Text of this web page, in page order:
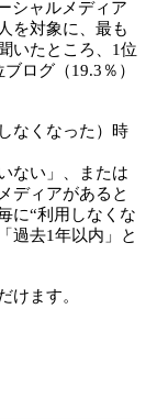
シャルメディア
を対象に、最も
いたところ、1位
ログ（19.3％）
なくなった）時
ない」、または
ディアがあると
に“利用しなくな
過去1年以内」と
けます。